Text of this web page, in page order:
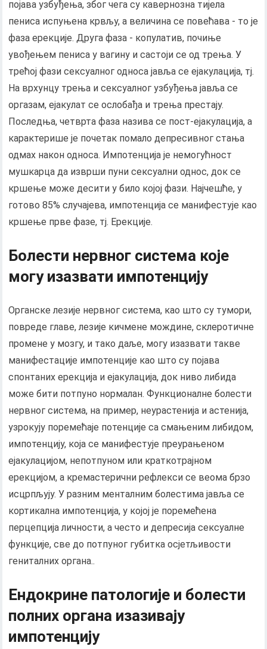
појава узбуђења, због чега су кавернозна тијела
пениса испуњена крвљу, а величина се повећава - то је
фаза ерекције. Друга фаза - копулатив, почиње
увођењем пениса у вагину и састоји се од трења. У
трећој фази сексуалног односа јавља се ејакулација, тј.
На врхунцу трења и сексуалног узбуђења јавља се
оргазам, ејакулат се ослобађа и трења престају.
Последња, четврта фаза назива се пост-ејакулација, а
карактерише је почетак помало депресивног стања
одмах након односа. Импотенција је немогућност
мушкарца да изврши пуни сексуални однос, док се
кршење може десити у било којој фази. Најчешће, у
готово 85% случајева, импотенција се манифестује као
кршење прве фазе, тј. Ерекције.
Болести нервног система које
могу изазвати импотенцију
Органске лезије нервног система, као што су тумори,
повреде главе, лезије кичмене мождине, склеротичне
промене у мозгу, и тако даље, могу изазвати такве
манифестације импотенције као што су појава
спонтаних ерекција и ејакулација, док ниво либида
може бити потпуно нормалан. Функционалне болести
нервног система, на пример, неурастенија и астенија,
узрокују поремећаје потенције са смањеним либидом,
импотенцију, која се манифестује преурањеном
ејакулацијом, непотпуном или краткотрајном
ерекцијом, а кремастерични рефлекси се веома брзо
исцрпљују. У разним менталним болестима јавља се
кортикална импотенција, у којој је поремећена
перцепција личности, а често и депресија сексуалне
функције, све до потпуног губитка осјетљивости
гениталних органа..
Ендокрине патологије и болести
полних органа изазивају
импотенцију